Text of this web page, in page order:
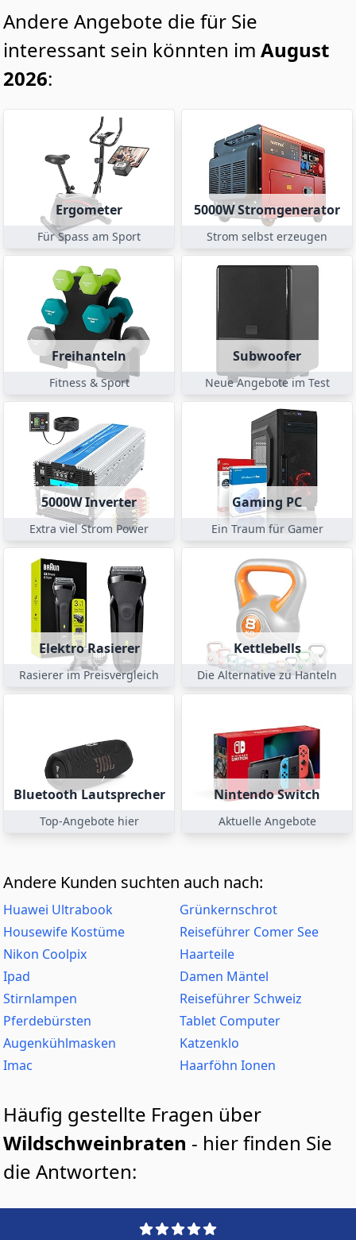
Andere Angebote die für Sie
interessant sein könnten im August
2026:
Ergometer
Für Spass am Sport
5000W Stromgenerator
Strom selbst erzeugen
Freihanteln
Fitness & Sport
Subwoofer
Neue Angebote im Test
5000W Inverter
Extra viel Strom Power
Gaming PC
Ein Traum für Gamer
Elektro Rasierer
Rasierer im Preisvergleich
Kettlebells
Die Alternative zu Hanteln
Bluetooth Lautsprecher
Top-Angebote hier
Nintendo Switch
Aktuelle Angebote
Andere Kunden suchten auch nach:
Huawei Ultrabook
Grünkernschrot
Housewife Kostüme
Reiseführer Comer See
Nikon Coolpix
Haarteile
Ipad
Damen Mäntel
Stirnlampen
Reiseführer Schweiz
Pferdebürsten
Tablet Computer
Augenkühlmasken
Katzenklo
Imac
Haarföhn Ionen
Häufig gestellte Fragen über
Wildschweinbraten - hier finden Sie
die Antworten: